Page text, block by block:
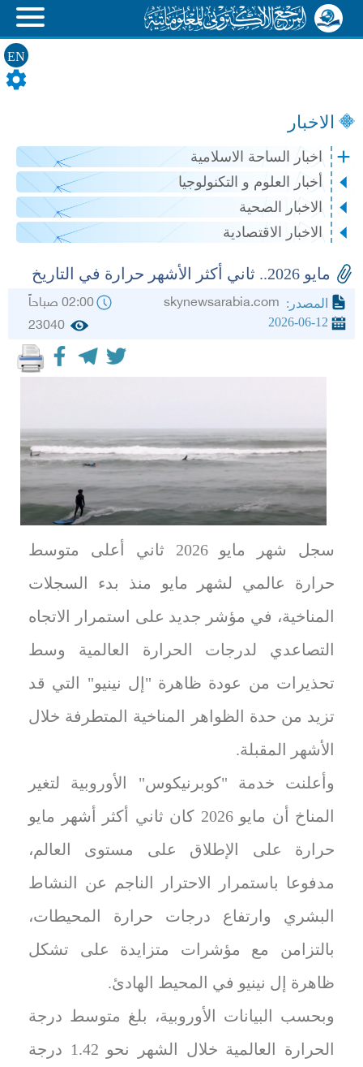
EN
الاخبار
اخبار الساحة الاسلامية
أخبار العلوم و التكنولوجيا
الاخبار الصحية
الاخبار الاقتصادية
مايو 2026.. ثاني أكثر الأشهر حرارة في التاريخ
المصدر: 02:00 صباحاً
2026-06-12
23040
سجل شهر مايو 2026 ثاني أعلى متوسط
حرارة عالمي لشهر مايو منذ بدء السجلات
المناخية، في مؤشر جديد على استمرار الاتجاه
التصاعدي لدرجات الحرارة العالمية وسط
تحذيرات من عودة ظاهرة "إل نينيو" التي قد
تزيد من حدة الظواهر المناخية المتطرفة خلال
الأشهر المقبلة.
وأعلنت خدمة "كوبرنيكوس" الأوروبية لتغير
المناخ أن مايو 2026 كان ثاني أكثر أشهر مايو
حرارة على الإطلاق على مستوى العالم،
مدفوعا باستمرار الاحترار الناجم عن النشاط
البشري وارتفاع درجات حرارة المحيطات،
بالتزامن مع مؤشرات متزايدة على تشكل
ظاهرة إل نينيو في المحيط الهادئ.
وبحسب البيانات الأوروبية، بلغ متوسط درجة
الحرارة العالمية خلال الشهر نحو 1.42 درجة